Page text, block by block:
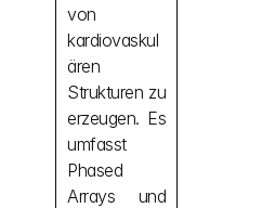
von
kardiovaskul
ären
Strukturen zu
erzeugen. Es
umfasst
Phased
Arrays und